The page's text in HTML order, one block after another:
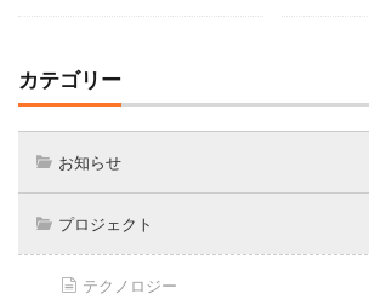
カテゴリー
お知らせ
プロジェクト
テクノロジー